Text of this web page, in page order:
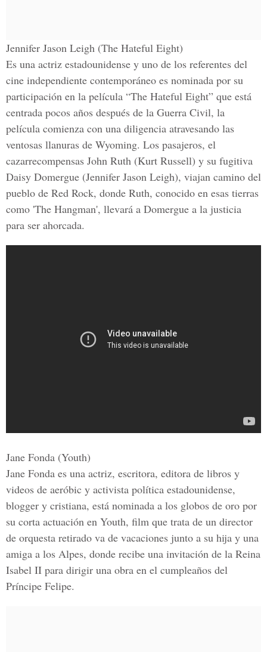
Jennifer Jason Leigh (The Hateful Eight)
Es una actriz estadounidense y uno de los referentes del
cine independiente contemporáneo es nominada por su
participación en la película “The Hateful Eight” que está
centrada pocos años después de la Guerra Civil, la
película comienza con una diligencia atravesando las
ventosas llanuras de Wyoming. Los pasajeros, el
cazarrecompensas John Ruth (Kurt Russell) y su fugitiva
Daisy Domergue (Jennifer Jason Leigh), viajan camino del
pueblo de Red Rock, donde Ruth, conocido en esas tierras
como 'The Hangman', llevará a Domergue a la justicia
para ser ahorcada.
Jane Fonda (Youth)
Jane Fonda es una actriz, escritora, editora de libros y
videos de aeróbic y activista política estadounidense,
blogger y cristiana, está nominada a los globos de oro por
su corta actuación en Youth, film que trata de un director
de orquesta retirado va de vacaciones junto a su hija y una
amiga a los Alpes, donde recibe una invitación de la Reina
Isabel II para dirigir una obra en el cumpleaños del
Príncipe Felipe.